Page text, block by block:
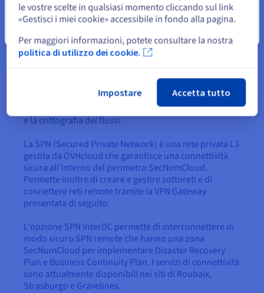
Servizi di rete privata per
ambienti SecNumCloud
OVHcloud propone servizi di connettività dedicati al
perimetro SecNumCloud, in quanto il sistema di
riferimento richiede un isolamento avanzato della rete
e la crittografia dei flussi.
La SPN (Secured Private Network) è una rete privata L3
gestita da OVHcloud che garantisce una connettività
sicura all'interno del perimetro SecNumCloud.
Permette inoltre di creare e gestire sottoreti e di
connettere reti remote tramite la VPN Gateway
presentata di seguito.
L'opzione SPN InterDC permette di interconnettere in
modo sicuro SPN remote che hanno una zona
SecNumCloud per implementare Disaster Recovery
Plan e Business Continuity Plan. I servizi di connettività
sono attualmente disponibili nei siti di Roubaix,
Strasburgo e Gravelines.
le vostre scelte in qualsiasi momento cliccando sul link
«Gestisci i miei cookie» accessibile in fondo alla pagina.
Per maggiori informazioni, potete consultare la nostra
politica di utilizzo dei cookie.
Impostare Accetta tutto